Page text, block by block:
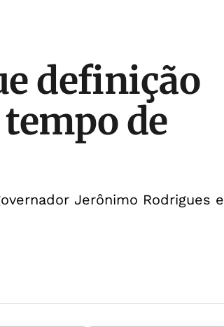
definição
de
Jerônimo Rodrigues e